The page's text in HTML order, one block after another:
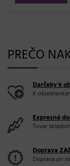
PREČO
Darčeky k
K
Expresné
Tovar skladom
Doprava
Doprava pri